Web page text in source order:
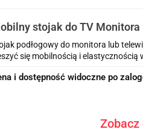
stojak do TV Monitora
podłogowy do monitora lub
się mobilnością i
i dostępność widoczne po
Zobacz